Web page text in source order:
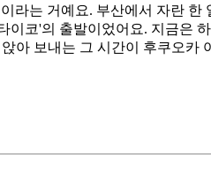
는 거예요. 부산에서 자란
코'의 출발이었어요. 지금은
아 보내는 그 시간이 후쿠오카